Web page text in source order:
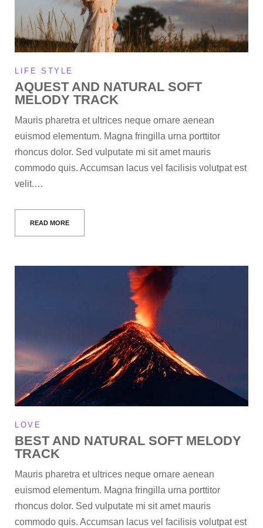
LIFE STYLE
AQUEST AND NATURAL SOFT
MELODY TRACK
Mauris pharetra et ultrices neque ornare aenean
euismod elementum. Magna fringilla urna porttitor
rhoncus dolor. Sed vulputate mi sit amet mauris
commodo quis. Accumsan lacus vel facilisis volutpat est
velit.…
READ MORE
LOVE
BEST AND NATURAL SOFT MELODY
TRACK
Mauris pharetra et ultrices neque ornare aenean
euismod elementum. Magna fringilla urna porttitor
rhoncus dolor. Sed vulputate mi sit amet mauris
commodo quis. Accumsan lacus vel facilisis volutpat est